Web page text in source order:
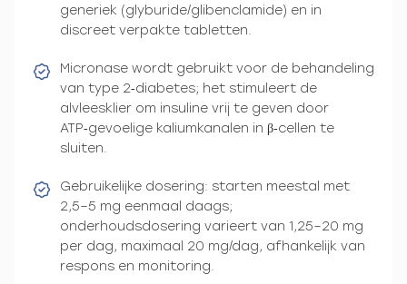
generiek (glyburide/glibenclamide) en in
discreet verpakte tabletten.
Micronase wordt gebruikt voor de behandeling
van type 2‑diabetes; het stimuleert de
alvleesklier om insuline vrij te geven door
ATP‑gevoelige kaliumkanalen in β‑cellen te
sluiten.
Gebruikelijke dosering: starten meestal met
2,5–5 mg eenmaal daags;
onderhoudsdosering varieert van 1,25–20 mg
per dag, maximaal 20 mg/dag, afhankelijk van
respons en monitoring.